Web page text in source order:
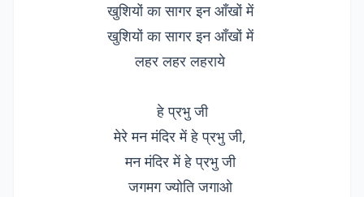
खुशियों का सागर इन आँखों में
खुशियों का सागर इन आँखों में
लहर लहर लहराये
हे प्रभु जी
मेरे मन मंदिर में हे प्रभु जी,
मन मंदिर में हे प्रभु जी
जगमग ज्योति जगाओ